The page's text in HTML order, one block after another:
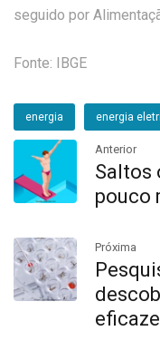
seguido por
Fonte: IBGE
energia energia
Anterior
Saltos
pouco
Próxima